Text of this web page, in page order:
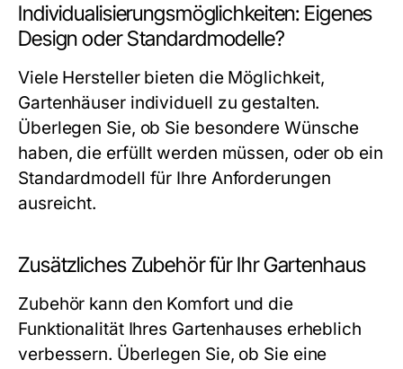
Individualisierungsmöglichkeiten: Eigenes
Design oder Standardmodelle?
Viele Hersteller bieten die Möglichkeit,
Gartenhäuser individuell zu gestalten.
Überlegen Sie, ob Sie besondere Wünsche
haben, die erfüllt werden müssen, oder ob ein
Standardmodell für Ihre Anforderungen
ausreicht.
Zusätzliches Zubehör für Ihr Gartenhaus
Zubehör kann den Komfort und die
Funktionalität Ihres Gartenhauses erheblich
verbessern. Überlegen Sie, ob Sie eine